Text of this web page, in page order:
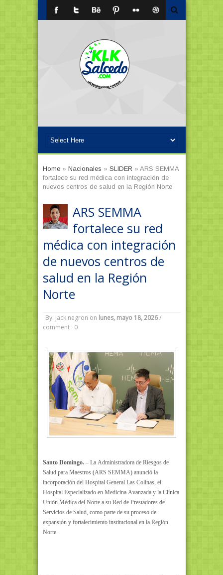
Home» Nacionales » SLIDER » ARS SEMMA
fortalece su red médica con integración de
nuevos centros de salud en la Región Norte
ARS SEMMA
fortalece su red
médica con integración
de nuevos centros de
salud en la Región
Norte
By: Jack negron on lunes, mayo 18, 2026 /
comment : 0
Santo Domingo.– La Administradora de Riesgos de
Salud para Maestros (ARS SEMMA) anunció la
incorporación del Hospital General Las Colinas, el
Hospital Especializado en Medicina Avanzada y la Clínica
Unión Médica del Norte a su Red de Prestadores de
Servicios de Salud, como parte de su proceso de
expansión y fortalecimiento institucional en la Región
Norte.